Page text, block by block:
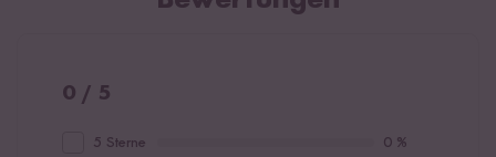
0 / 5
5 Sterne 0 %